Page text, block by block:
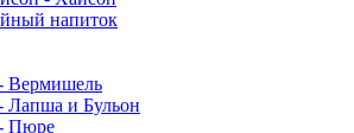
напиток
Вермишель
Лапша и Бульон
Пюре